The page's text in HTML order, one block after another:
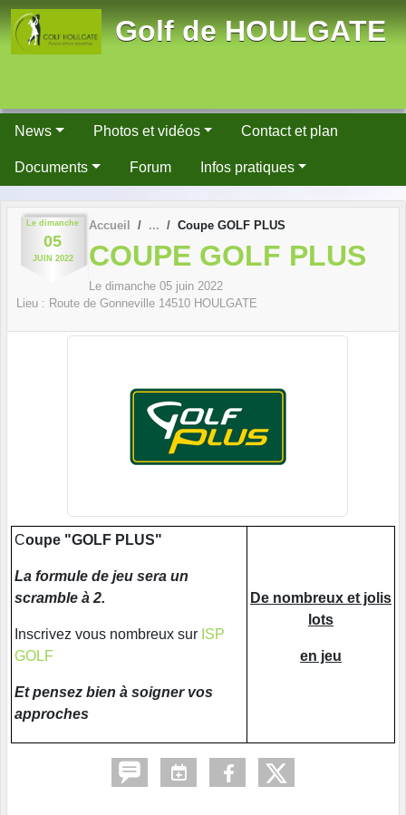
Golf de HOULGATE
News Photos et vidéos Contact et plan
Documents Forum Infos pratiques
Le dimanche
05
JUIN 2022
Accueil Coupe GOLF PLUS
COUPE GOLF PLUS
Le dimanche 05 juin 2022
Lieu : Route de Gonneville 14510 HOULGATE
Coupe "GOLF PLUS"
La formule de jeu sera un
scramble à 2.
Inscrivez vous nombreux sur ISP
GOLF
Et pensez bien à soigner vos
approches
De nombreux et jolis
lots
en jeu
Panneau de gestion des cookies